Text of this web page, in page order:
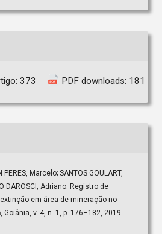
373 PDF downloads: 181
Marcelo; SANTOS GOULART,
DAROSCI, Adriano. Registro de
em área de mineração no
, Goiânia, v. 4, n. 1, p. 176–182, 2019.